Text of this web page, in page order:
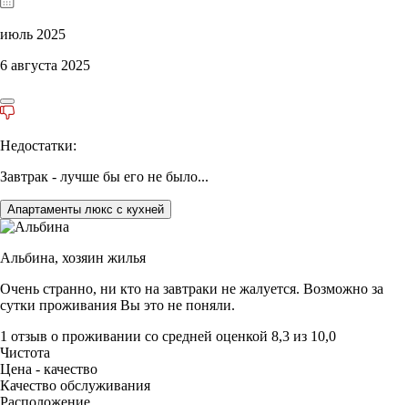
июль 2025
6 августа 2025
Недостатки:
Завтрак - лучше бы его не было...
Апартаменты люкс с кухней
Альбина, хозяин жилья
Очень странно, ни кто на завтраки не жалуется. Возможно за
сутки проживания Вы это не поняли.
1 отзыв о проживании со средней оценкой 8,3 из 10,0
Чистота
Цена - качество
Качество обслуживания